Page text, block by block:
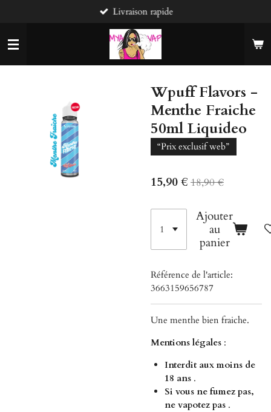
contenu
principal
Livraison rapide
Wpuff Flavors -
Menthe Fraiche
50ml Liquideo
“Prix exclusif web”
15,90 € 18,90 €
Ajouter
au
panier
Référence de l'article:
3663159656787
Une menthe bien fraiche.
Mentions légales :
Interdit aux moins de
18 ans.
Si vous ne fumez pas,
ne vapotez pas.